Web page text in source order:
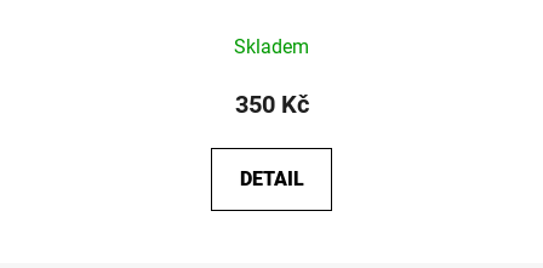
Skladem
350 Kč
DETAIL